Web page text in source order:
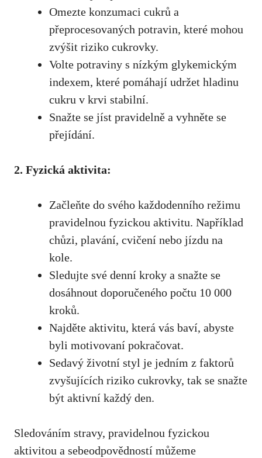
Omezte ⁤konzumaci cukrů a
přeprocesovaných ​potravin,‌ které mohou
‍zvýšit ‍riziko cukrovky.
Volte potraviny‍ s nízkým glykemickým
indexem, které pomáhají udržet hladinu⁣
cukru v ⁢krvi⁢ stabilní.
Snažte se jíst pravidelně a vyhněte se ​
přejídání.
2. Fyzická aktivita:
Začleňte do svého každodenního režimu
pravidelnou fyzickou aktivitu. Například
chůzi, plavání, ​cvičení nebo ⁤jízdu na
kole.
Sledujte své⁤ denní ‌kroky a snažte se
dosáhnout doporučeného počtu 10 000
kroků.
Najděte ⁢aktivitu, ⁤která vás baví, abyste
byli motivovaní pokračovat.
Sedavý životní styl je jedním z faktorů
zvyšujících riziko cukrovky, ⁤tak se snažte
být aktivní každý den.
Sledováním stravy, pravidelnou ⁢fyzickou
aktivitou a sebeodpovědností můžeme